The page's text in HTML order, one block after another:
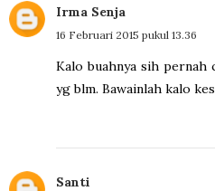
Irma Senja
16 Februari 2015 pukul 13.36
Kalo buahnya sih pernah
yg blm. Bawainlah kalo
Santi